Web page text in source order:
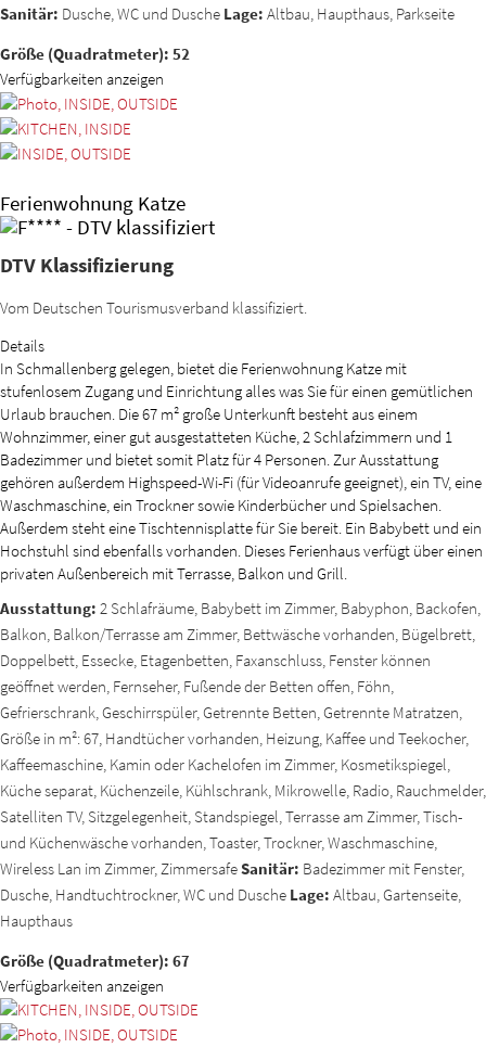
Sanitär: Dusche, WC und Dusche Lage: Altbau, Haupthaus, Parkseite
Größe (Quadratmeter): 52
Verfügbarkeiten anzeigen
Ferienwohnung Katze
DTV Klassifizierung
Vom Deutschen Tourismusverband klassifiziert.
Details
In Schmallenberg gelegen, bietet die Ferienwohnung Katze mit
stufenlosem Zugang und Einrichtung alles was Sie für einen gemütlichen
Urlaub brauchen. Die 67 m² große Unterkunft besteht aus einem
Wohnzimmer, einer gut ausgestatteten Küche, 2 Schlafzimmern und 1
Badezimmer und bietet somit Platz für 4 Personen. Zur Ausstattung
gehören außerdem Highspeed-Wi-Fi (für Videoanrufe geeignet), ein TV, eine
Waschmaschine, ein Trockner sowie Kinderbücher und Spielsachen.
Außerdem steht eine Tischtennisplatte für Sie bereit. Ein Babybett und ein
Hochstuhl sind ebenfalls vorhanden. Dieses Ferienhaus verfügt über einen
privaten Außenbereich mit Terrasse, Balkon und Grill.
Ausstattung: 2 Schlafräume, Babybett im Zimmer, Babyphon, Backofen,
Balkon, Balkon/Terrasse am Zimmer, Bettwäsche vorhanden, Bügelbrett,
Doppelbett, Essecke, Etagenbetten, Faxanschluss, Fenster können
geöffnet werden, Fernseher, Fußende der Betten offen, Föhn,
Gefrierschrank, Geschirrspüler, Getrennte Betten, Getrennte Matratzen,
Größe in m²: 67, Handtücher vorhanden, Heizung, Kaffee und Teekocher,
Kaffeemaschine, Kamin oder Kachelofen im Zimmer, Kosmetikspiegel,
Küche separat, Küchenzeile, Kühlschrank, Mikrowelle, Radio, Rauchmelder,
Satelliten TV, Sitzgelegenheit, Standspiegel, Terrasse am Zimmer, Tisch-
und Küchenwäsche vorhanden, Toaster, Trockner, Waschmaschine,
Wireless Lan im Zimmer, ZimmersafeSanitär: Badezimmer mit Fenster,
Dusche, Handtuchtrockner, WC und Dusche Lage: Altbau, Gartenseite,
Haupthaus
Größe (Quadratmeter): 67
Verfügbarkeiten anzeigen